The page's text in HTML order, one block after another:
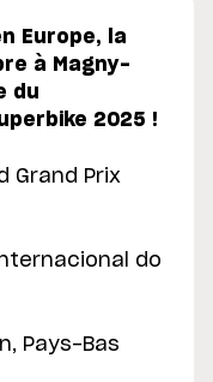
Europe, la
à Magny-
du
2025 !
Grand Prix
do
Pays-Bas